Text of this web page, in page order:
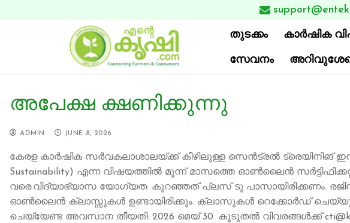
to

തുടക്കം കാര്‍ഷിക
സേവനം
അപേക്ഷ ക്ഷണിക്കുന്നു
ADMIN JUNE 8, 2026
കേരള കാർഷിക സർവകലാശാലയ്ക്ക് കീഴിലുള്ള സെൻട്രൽ ട്രെയിനിങ്
Sustainability) എന്ന വിഷയത്തിൽ മൂന്ന് മാസത്തെ ഓൺലൈൻ
വരെ.വിദ്യാഭ്യാസ യോഗ്യത: കുറഞ്ഞത് പ്ലസ് ടു പാസായിരിക്കണം.
ഓൺലൈൻ ക്ലാസ്സുകൾ ഉണ്ടായിരിക്കും. ക്ലാസുകൾ റെക്കോർഡ്
ചെയ്യേണ്ട അവസാന തീയതി: 2026 മെയ് 30. കൂടുതൽ വിവരങ്ങൾക്ക്